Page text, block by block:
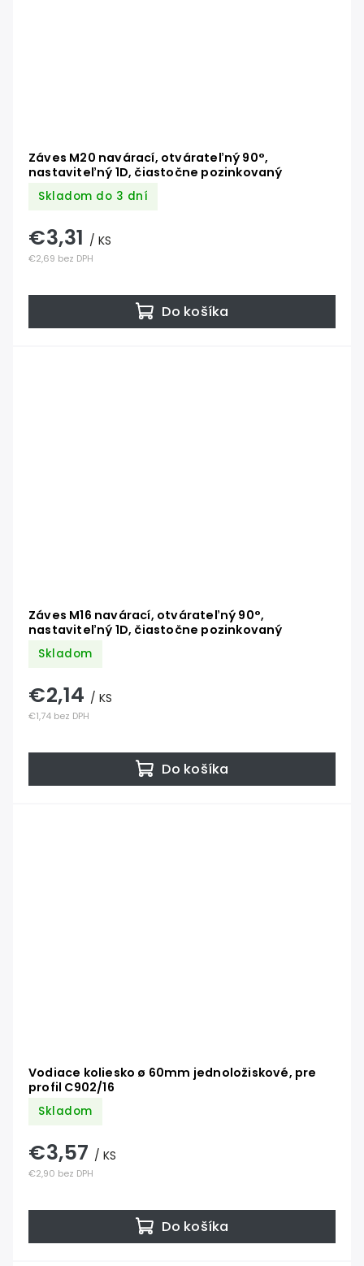
Záves M20 navárací, otvárateľný 90°,
nastaviteľný 1D, čiastočne pozinkovaný
Skladom do 3 dní
€2,69 bez DPH
€3,31 / KS
Do košíka
Záves M16 navárací, otvárateľný 90°,
nastaviteľný 1D, čiastočne pozinkovaný
Skladom
€1,74 bez DPH
€2,14 / KS
Do košíka
Vodiace koliesko ø 60mm jednoložiskové, pre
profil C902/16
Skladom
€2,90 bez DPH
€3,57 / KS
Do košíka